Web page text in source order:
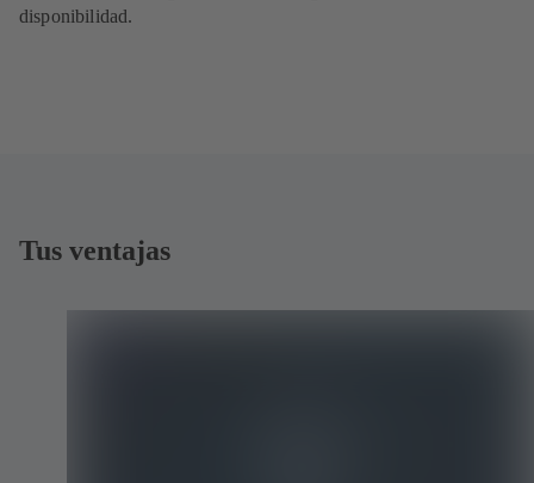
disponibilidad.
Tus ventajas